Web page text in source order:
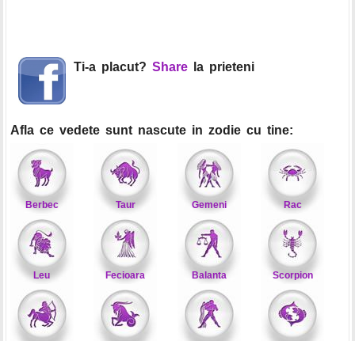
Ti-a placut? Share la prieteni
Afla ce vedete sunt nascute in zodie cu tine:
Berbec Taur Gemeni Rac
Leu Fecioara Balanta Scorpion